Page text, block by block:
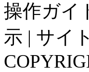
操作ガイ
示 | サイ